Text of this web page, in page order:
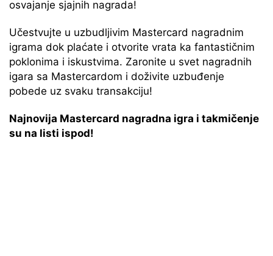
osvajanje sjajnih nagrada!
Učestvujte u uzbudljivim Mastercard nagradnim
igrama dok plaćate i otvorite vrata ka fantastičnim
poklonima i iskustvima. Zaronite u svet nagradnih
igara sa Mastercardom i doživite uzbuđenje
pobede uz svaku transakciju!
Najnovija Mastercard nagradna igra i takmičenje
su na listi ispod!